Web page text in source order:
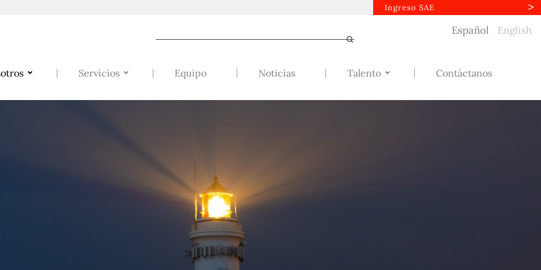
Ingreso SAE
Español English
Servicios Equipo Noticias Talento Contáctanos